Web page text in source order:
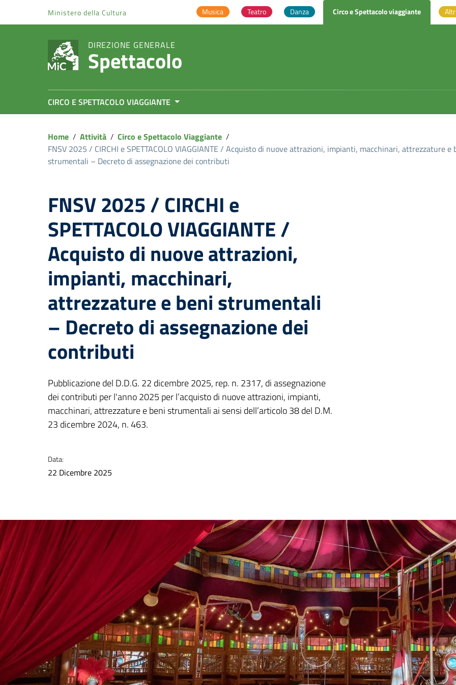
Vai al menu di navigazione
Ministero della Cultura Musica Teatro Danza Circo e Spettacolo viaggiante
DIREZIONE GENERALE
Spettacolo
CIRCO E SPETTACOLO VIAGGIANTE
Home / Attività / Circo e Spettacolo Viaggiante /
FNSV 2025 / CIRCHI e SPETTACOLO VIAGGIANTE / Acquisto di nuove attrazioni, impianti, macchinari, attrezzature e
strumentali – Decreto di assegnazione dei contributi
FNSV 2025 / CIRCHI e
SPETTACOLO VIAGGIANTE /
Acquisto di nuove attrazioni,
impianti, macchinari,
attrezzature e beni strumentali
– Decreto di assegnazione dei
contributi
Pubblicazione del D.D.G. 22 dicembre 2025, rep. n. 2317, di assegnazione
dei contributi per l'anno 2025 per l’acquisto di nuove attrazioni, impianti,
macchinari, attrezzature e beni strumentali ai sensi dell’articolo 38 del D.M.
23 dicembre 2024, n. 463.
Data:
22 Dicembre 2025